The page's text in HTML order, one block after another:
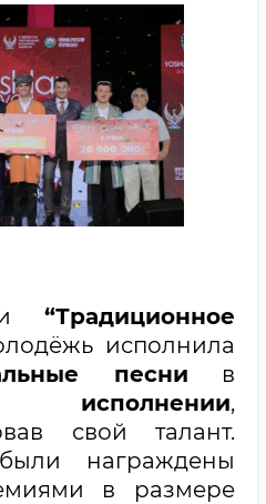
“Традиционное
исполнила
песни в
,
свой талант.
награждены
в размере